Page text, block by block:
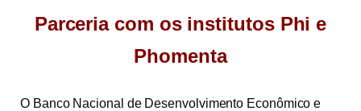
Parceria com os institutos Phi e
Phomenta
O Banco Nacional de Desenvolvimento Econômico e